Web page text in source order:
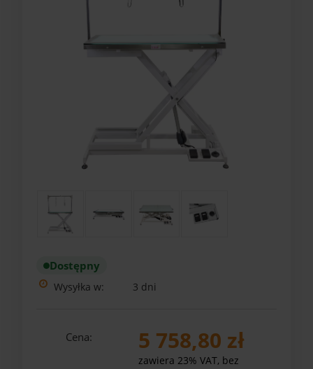
Dostępny
Wysyłka w: 3 dni
Cena: 5 758,80 zł
zawiera 23% VAT, bez